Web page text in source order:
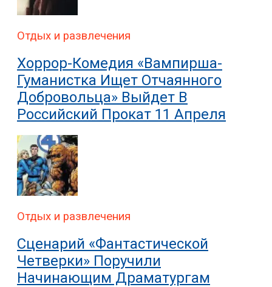
Отдых и развлечения
Хоррор-Комедия «Вампирша-
Гуманистка Ищет Отчаянного
Добровольца» Выйдет В
Российский Прокат 11 Апреля
Отдых и развлечения
Сценарий «Фантастической
Четверки» Поручили
Начинающим Драматургам